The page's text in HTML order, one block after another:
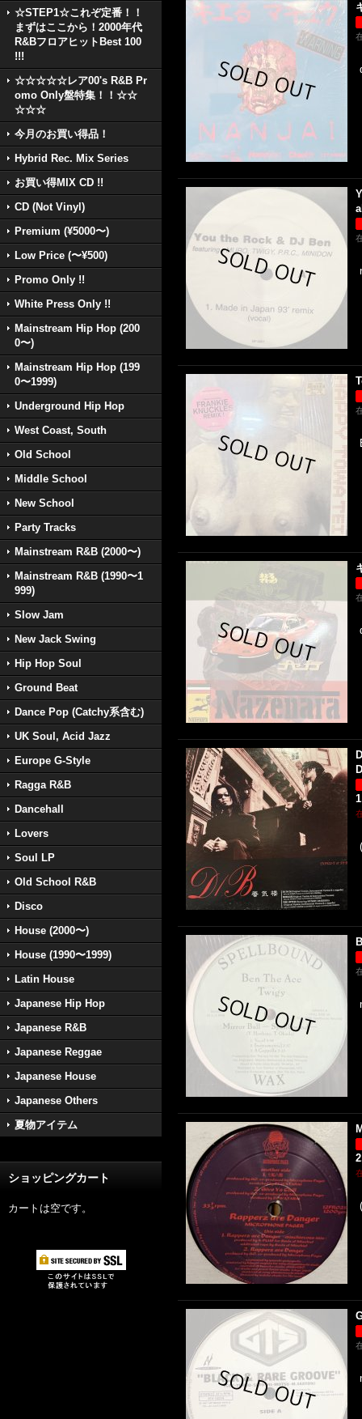
☆STEP1☆これぞ定番！！
まずはここから！2000年代
R&BフロアヒットBest 100
!!!
☆☆☆☆☆レア00's R&B Pr
omo Only盤特集！！☆☆
☆☆☆
今月のお買い得品！
Hybrid Rec. Mix Series
お買い得MIX CD !!
CD (Not Vinyl)
Premium (¥5000〜)
Low Price (〜¥500)
Promo Only !!
White Press Only !!
Mainstream Hip Hop (200
0〜)
Mainstream Hip Hop (199
0〜1999)
Underground Hip Hop
West Coast, South
Old School
Middle School
New School
Party Tracks
Mainstream R&B (2000〜)
Mainstream R&B (1990〜1
999)
Slow Jam
New Jack Swing
Hip Hop Soul
Ground Beat
Dance Pop (Catchy系含む)
UK Soul, Acid Jazz
Europe G-Style
Ragga R&B
Dancehall
Lovers
Soul LP
Old School R&B
Disco
House (2000〜)
House (1990〜1999)
Latin House
Japanese Hip Hop
Japanese R&B
Japanese Reggae
Japanese House
Japanese Others
夏物アイテム
ショッピングカート
カートは空です。